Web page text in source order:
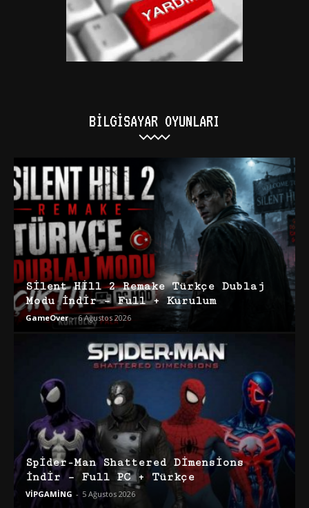
BILGISAYAR OYUNLARI
Silent Hill 2 Remake Türkçe Dublaj
Modu İndir – Full + Kurulum
GameOver - 6 Ağustos 2026
Spider-Man Shattered Dimensions
İndir – Full PC + Türkçe
VİPGAMİNG - 5 Ağustos 2026